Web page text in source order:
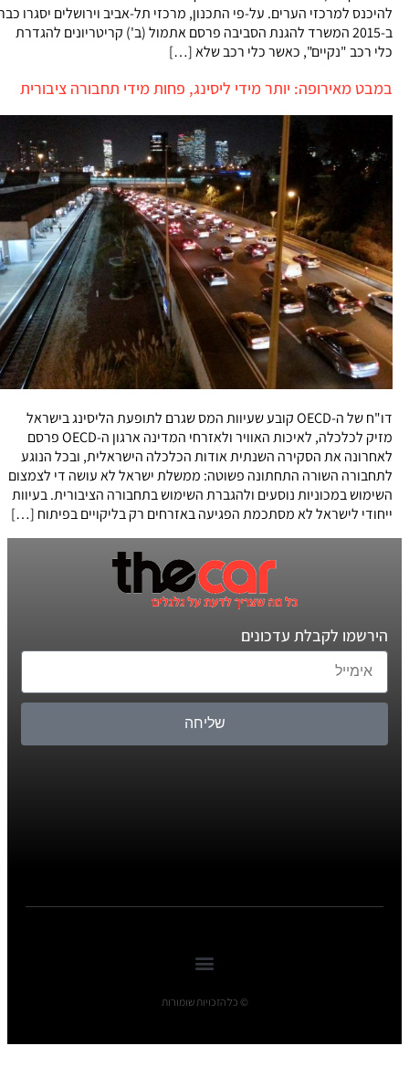
להיכנס למרכזי הערים. על-פי התכנון, מרכזי תל-אביב וירושלים יסגרו כבר
ב-2015 המשרד להגנת הסביבה פרסם אתמול (ב') קריטריונים להגדרת
כלי רכב "נקיים", כאשר כלי רכב שלא […]
במבט מאירופה: יותר מידי ליסינג, פחות מידי תחבורה ציבורית
דו"ח של ה-OECD קובע שעיוות המס שגרם לתופעת הליסינג בישראל
מזיק לכלכלה, לאיכות האוויר ולאזרחי המדינה ארגון ה-OECD פרסם
לאחרונה את הסקירה השנתית אודות הכלכלה הישראלית, ובכל הנוגע
לתחבורה השורה התחתונה פשוטה: ממשלת ישראל לא עושה די לצמצום
השימוש במכוניות נוסעים ולהגברת השימוש בתחבורה הציבורית. בעיוות
ייחודי לישראל לא מסתכמת הפגיעה באזרחים רק בליקויים בפיתוח […]
הירשמו לקבלת עדכונים
שליחה
© כל הזכויות שומורות